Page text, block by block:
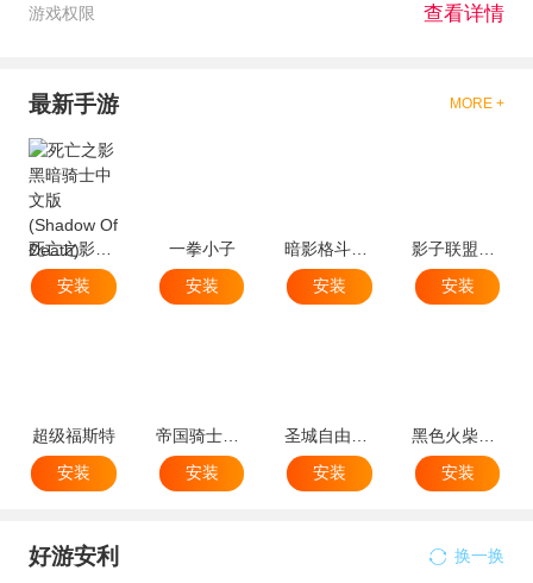
游戏权限 查看详情
最新手游 MORE +
死亡之影黑暗骑士中文版(Shadow Of Death)
安装
一拳小子
安装
暗影格斗忍者世界
安装
安装
超级福斯特
安装
安装
安装
安装
好游安利 换一换